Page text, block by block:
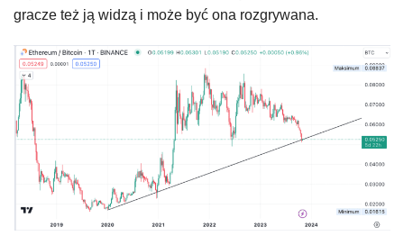
gracze też ją widzą i może być ona rozgrywana.